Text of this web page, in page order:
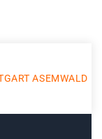
ASEMWALD